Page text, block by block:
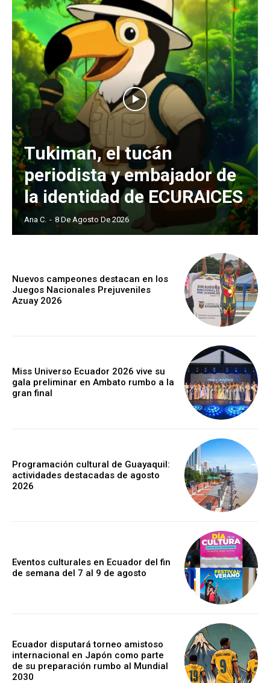
Tukiman, el tucán
periodista y embajador de
la identidad de ECURAICES
Ana C. - 8 De Agosto De 2026
Nuevos campeones destacan en los
Juegos Nacionales Prejuveniles
Azuay 2026
Miss Universo Ecuador 2026 vive su
gala preliminar en Ambato rumbo a la
gran final
Programación cultural de Guayaquil:
actividades destacadas de agosto
2026
Eventos culturales en Ecuador del fin
de semana del 7 al 9 de agosto
Ecuador disputará torneo amistoso
internacional en Japón como parte
de su preparación rumbo al Mundial
2030